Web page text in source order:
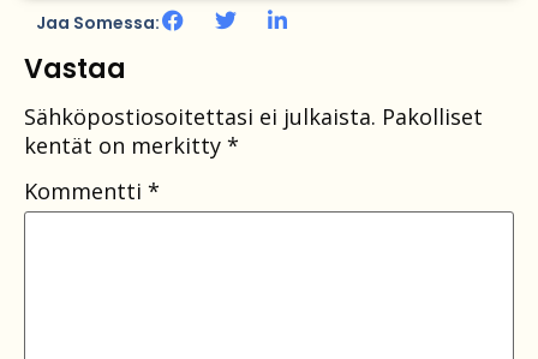
Jaa Somessa:
Vastaa
Sähköpostiosoitettasi ei julkaista. Pakolliset
kentät on merkitty *
Kommentti *